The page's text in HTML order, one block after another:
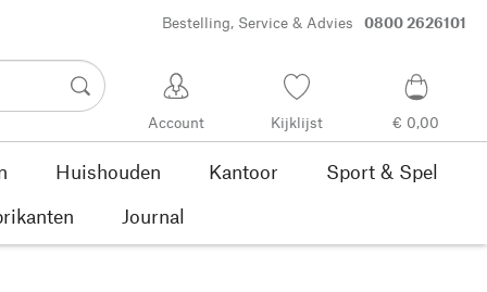
Bestelling, Service & Advies 0800 2626101
Account Kijklijst € 0,00
Huishouden Kantoor
Sport & Spel
Journal